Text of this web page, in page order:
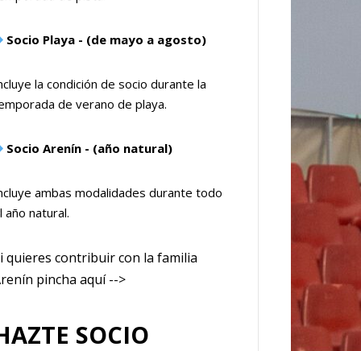
Socio Playa - (de mayo a agosto)
la condición de socio durante la
de verano de playa.
Socio Arenín - (año natural)
ambas modalidades durante todo
año natural.
quieres contribuir con la familia
pincha aquí -->
SOCIO